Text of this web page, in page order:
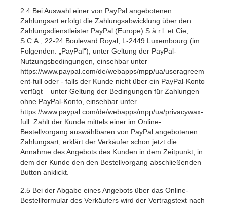
2.4 Bei Auswahl einer von PayPal angebotenen
Zahlungsart erfolgt die Zahlungsabwicklung über den
Zahlungsdienstleister PayPal (Europe) S.à r.l. et Cie,
S.C.A., 22-24 Boulevard Royal, L-2449 Luxembourg (im
Folgenden: „PayPal“), unter Geltung der PayPal-
Nutzungsbedingungen, einsehbar unter
https://www.paypal.com/de/webapps/mpp/ua/useragreem
ent-full oder - falls der Kunde nicht über ein PayPal-Konto
verfügt – unter Geltung der Bedingungen für Zahlungen
ohne PayPal-Konto, einsehbar unter
https://www.paypal.com/de/webapps/mpp/ua/privacywax-
full. Zahlt der Kunde mittels einer im Online-
Bestellvorgang auswählbaren von PayPal angebotenen
Zahlungsart, erklärt der Verkäufer schon jetzt die
Annahme des Angebots des Kunden in dem Zeitpunkt, in
dem der Kunde den den Bestellvorgang abschließenden
Button anklickt.
2.5 Bei der Abgabe eines Angebots über das Online-
Bestellformular des Verkäufers wird der Vertragstext nach